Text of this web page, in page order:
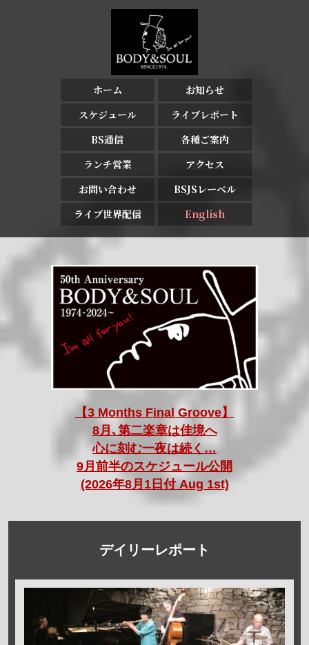
ホーム
お知らせ
スケジュール
ライブレポート
BS通信
各種ご案内
ランチ営業
アクセス
お問い合わせ
BSJSレーベル
ライブ世界配信
English
【3 Months Final Groove】
8月､第二楽章は佳境へ
心に刻む一夜は続く…
9月前半のスケジュール公開
(2026年8月1日付 Aug 1st)
デイリーレポート